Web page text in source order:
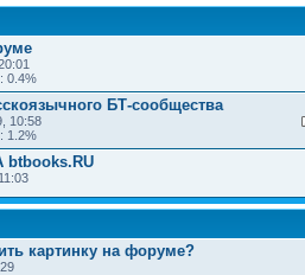
0.4%
БТ-сообщества
10:58
1.2%
картинку на форуме?